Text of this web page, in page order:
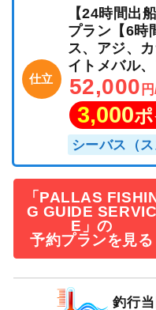
仕立
【24時間出
プラン【6時
ス、アジ、
イトメバル
52,000
3,000
シーバス（ス
「PALLAS
G GUIDE SERVIC
E」の
予約プランを見る
釣行